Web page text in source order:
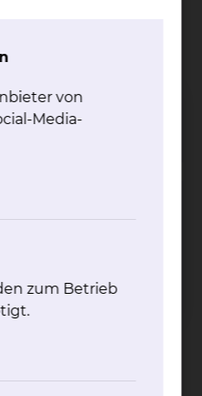
von
Media-
zum Betrieb